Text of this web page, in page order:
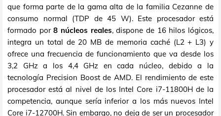
que forma parte de la gama alta de la familia Cezanne de
consumo normal (TDP de 45 W). Este procesador está
formado por8 núcleos reales, dispone de 16 hilos lógicos,
integra un total de 20 MB de memoria caché (L2 + L3) y
ofrece una frecuencia de funcionamiento que va desde los
3,2 GHz a los 4,4 GHz en cada núcleo, debido a la
tecnología Precision Boost de AMD. El rendimiento de este
procesador está al nivel de los Intel Core i7-11800H de la
competencia, aunque sería inferior a los más nuevos Intel
Core i7-12700H. Sin embargo, no deja de ser un procesador